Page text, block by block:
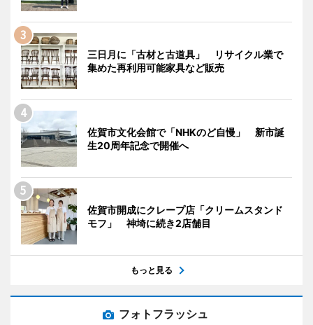
三日月に「古材と古道具」 リサイクル業で
集めた再利用可能家具など販売
佐賀市文化会館で「NHKのど自慢」 新市誕
生20周年記念で開催へ
佐賀市開成にクレープ店「クリームスタンド
モフ」 神埼に続き2店舗目
もっと見る
フォトフラッシュ